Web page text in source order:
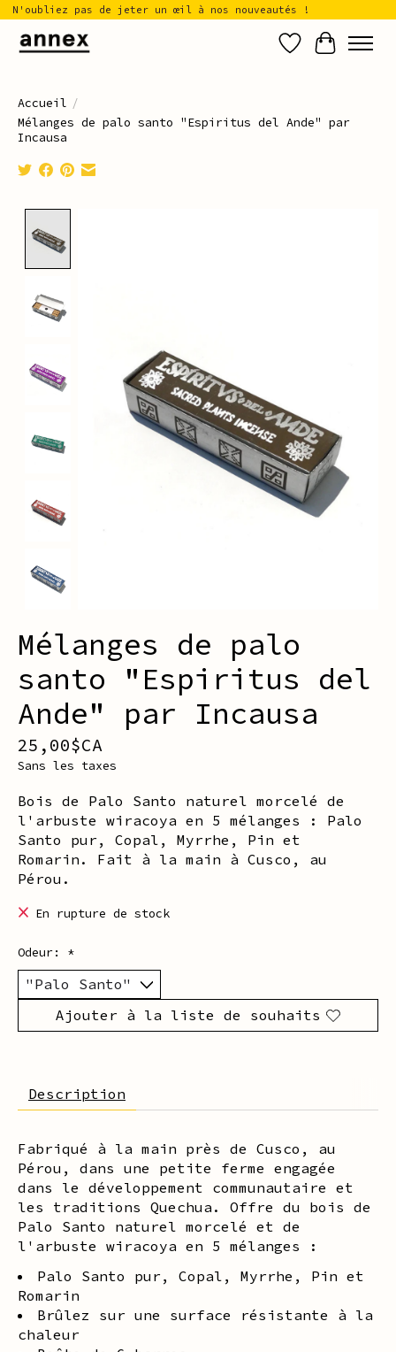
N'oubliez pas de jeter un œil à nos nouveautés !
Liste de
Panier
Accueil /
Mélanges de palo santo "Espiritus del Ande" par
Incausa
Mélanges de palo
santo "Espiritus del
Ande" par Incausa
25,00$CA
Sans les taxes
Bois de Palo Santo naturel morcelé de
l'arbuste wiracoya en 5 mélanges : Palo
Santo pur, Copal, Myrrhe, Pin et
Romarin. Fait à la main à Cusco, au
Pérou.
En rupture de stock
Odeur: *
Ajouter à la liste de souhaits
Description
Fabriqué à la main près de Cusco, au
Pérou, dans une petite ferme engagée
dans le développement communautaire et
les traditions Quechua. Offre du bois de
Palo Santo naturel morcelé et de
l'arbuste wiracoya en 5 mélanges :
Palo Santo pur, Copal, Myrrhe, Pin et
Romarin
Brûlez sur une surface résistante à la
chaleur